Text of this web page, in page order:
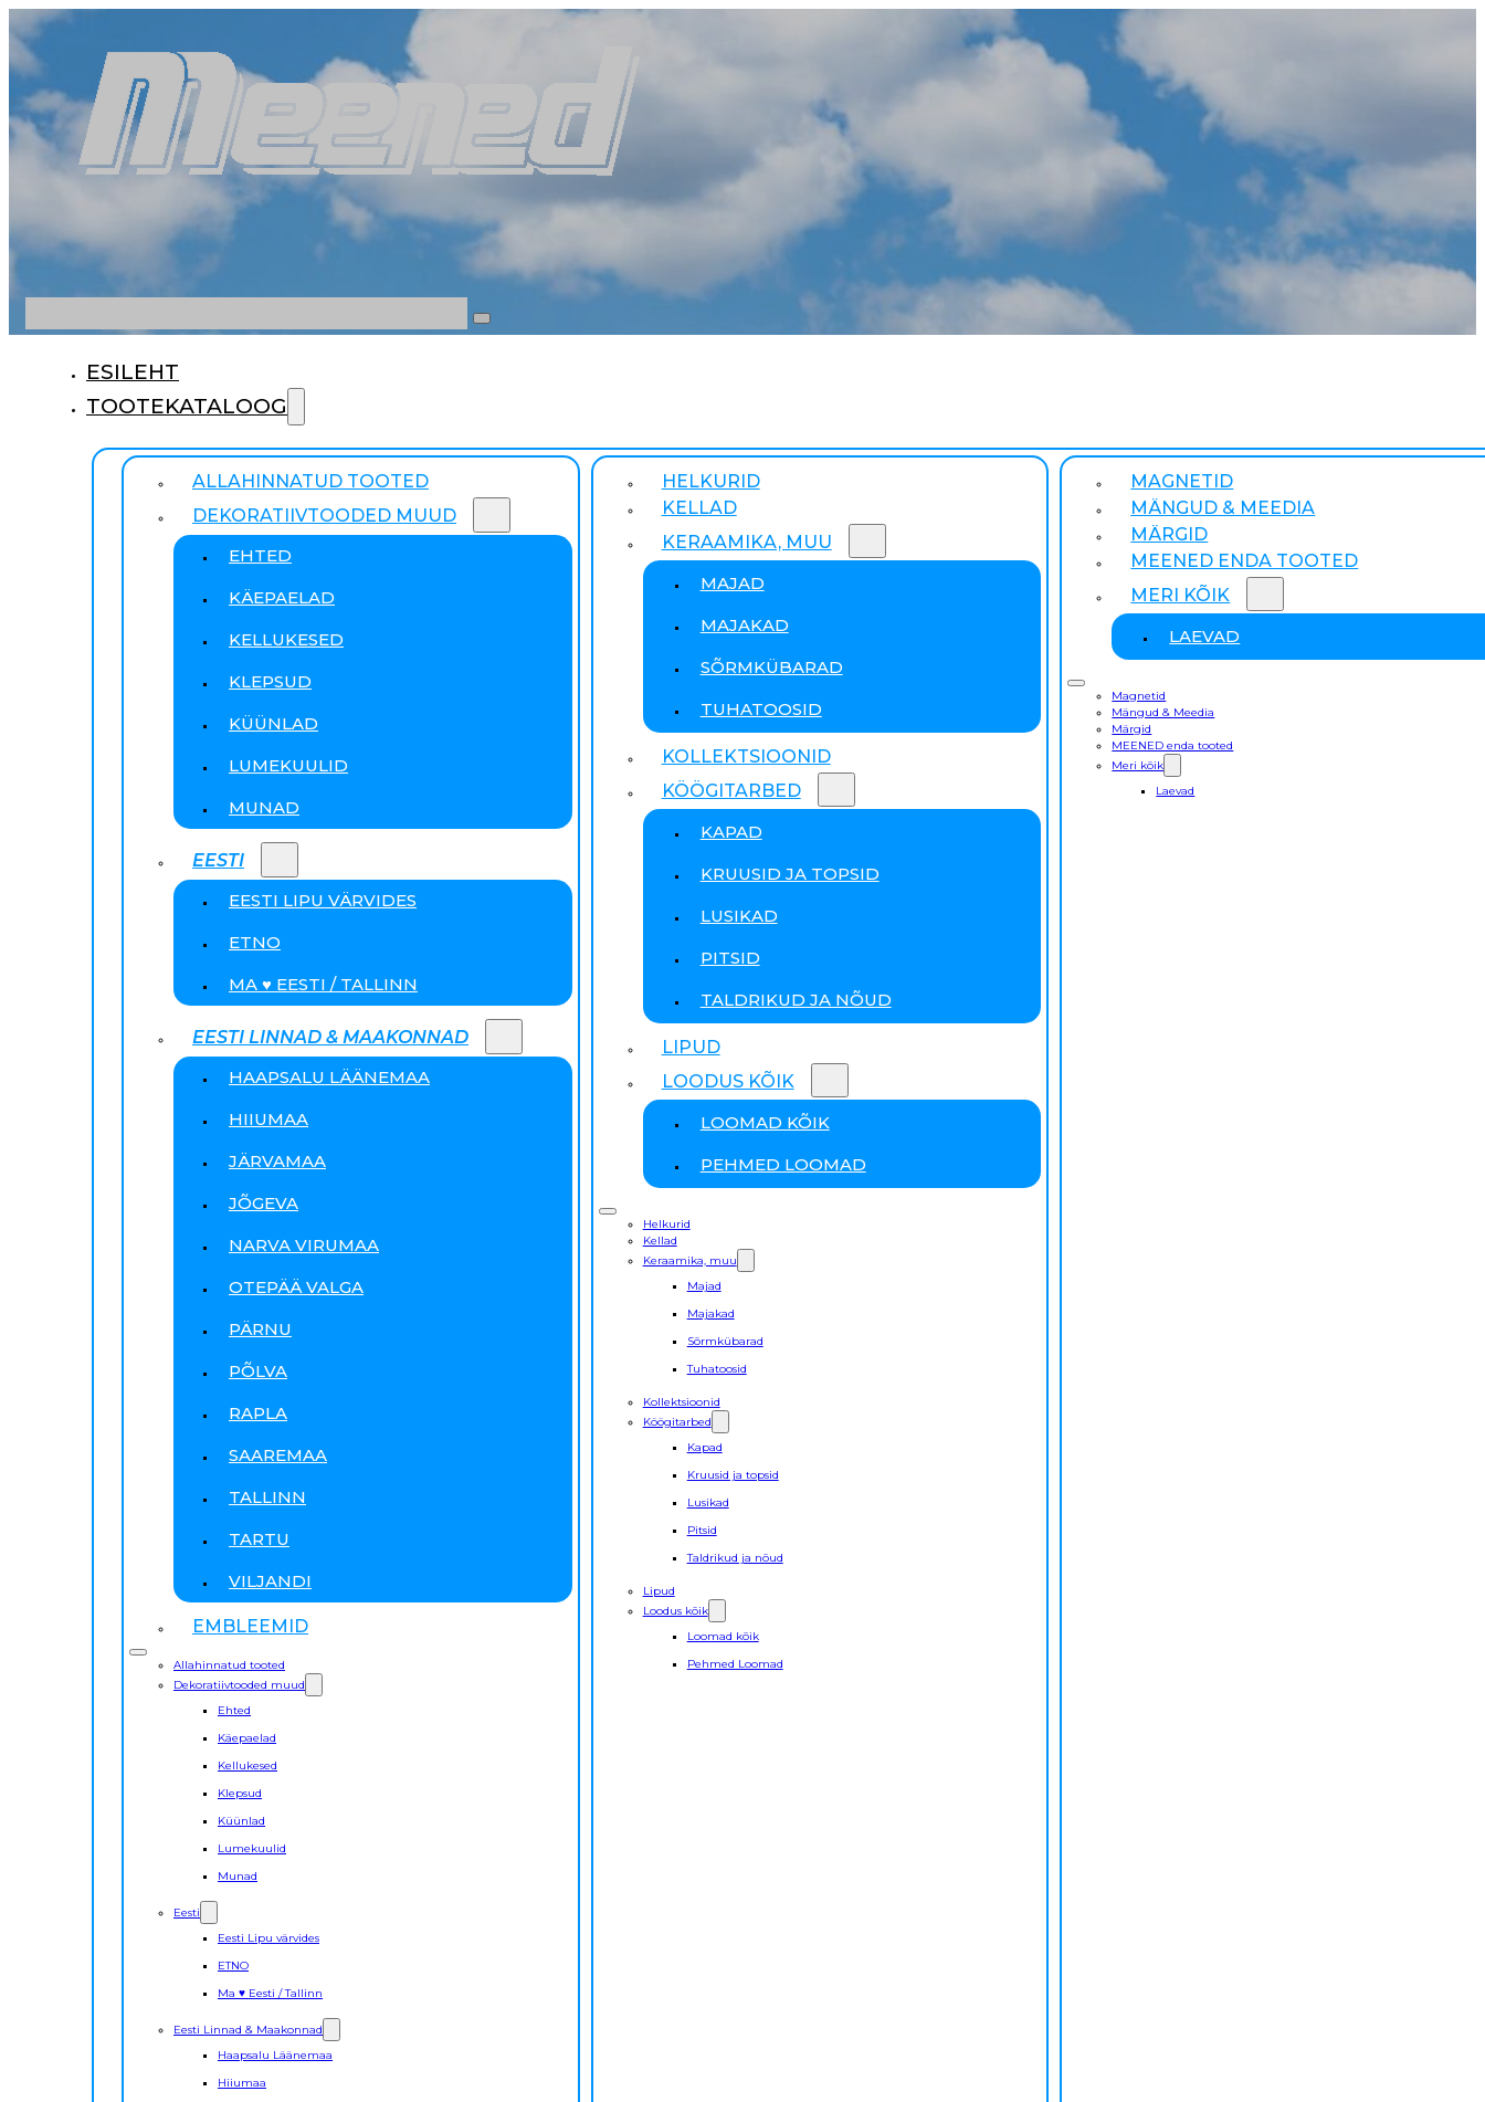
ESILEHT
TOOTEKATALOOG
ALLAHINNATUD TOOTED
DEKORATIIVTOODED MUUD
EHTED
KÄEPAELAD
KELLUKESED
KLEPSUD
KÜÜNLAD
LUMEKUULID
MUNAD
EESTI
EESTI LIPU VÄRVIDES
ETNO
MA ♥ EESTI / TALLINN
EESTI LINNAD & MAAKONNAD
HAAPSALU LÄÄNEMAA
HIIUMAA
JÄRVAMAA
JÕGEVA
NARVA VIRUMAA
OTEPÄÄ VALGA
PÄRNU
PÕLVA
RAPLA
SAAREMAA
TALLINN
TARTU
VILJANDI
EMBLEEMID
Allahinnatud tooted
Dekoratiivtooded muud
Ehted
Käepaelad
Kellukesed
Klepsud
Küünlad
Lumekuulid
Munad
Eesti
Eesti Lipu värvides
ETNO
Ma ♥ Eesti / Tallinn
Eesti Linnad & Maakonnad
Haapsalu Läänemaa
Hiiumaa
HELKURID
KELLAD
KERAAMIKA, MUU
MAJAD
MAJAKAD
SÕRMKÜBARAD
TUHATOOSID
KOLLEKTSIOONID
KÖÖGITARBED
KAPAD
KRUUSID JA TOPSID
LUSIKAD
PITSID
TALDRIKUD JA NÕUD
LIPUD
LOODUS KÕIK
LOOMAD KÕIK
PEHMED LOOMAD
Helkurid
Kellad
Keraamika, muu
Majad
Majakad
Sõrmkübarad
Tuhatoosid
Kollektsioonid
Köögitarbed
Kapad
Kruusid ja topsid
Lusikad
Pitsid
Taldrikud ja nõud
Lipud
Loodus kõik
Loomad kõik
Pehmed Loomad
MAGNETID
MÄNGUD & MEEDIA
MÄRGID
MEENED ENDA TOOTED
MERI KÕIK
LAEVAD
Magnetid
Mängud & Meedia
Märgid
MEENED enda tooted
Meri kõik
Laevad